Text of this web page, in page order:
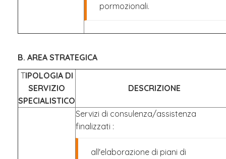
pormozionali.
B. AREA STRATEGICA
TIPOLOGIA DI
SERVIZIO
SPECIALISTICO
DESCRIZIONE
Servizi di consulenza/assistenza
finalizzati :
all'elaborazione di piani di